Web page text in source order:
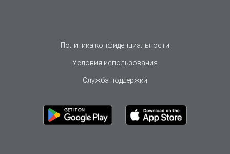
Политика конфиденциальности
Условия использования
Служба поддержки